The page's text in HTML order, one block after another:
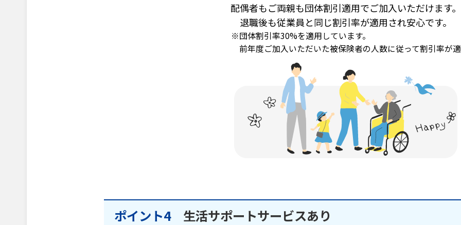
配偶者もご両親も団体割引適用でご加入いただけます。
退職後も従業員と同じ割引率が適用され安心です。
※団体割引率30%を適用しています。
前年度ご加入いただいた被保険者の人数に従って割引率が
ポイント4 生活サポートサービスあり